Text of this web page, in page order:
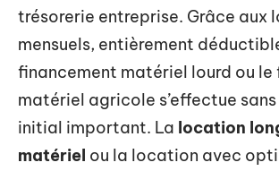
trésorerie entreprise. Grâce aux
mensuels, entièrement
financement matériel lourd ou le
matériel agricole s’effectue
initial important. La location
matériel ou la location avec